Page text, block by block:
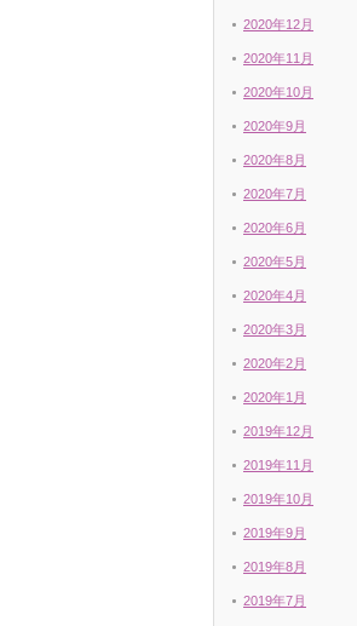
2020年12月
2020年11月
2020年10月
2020年9月
2020年8月
2020年7月
2020年6月
2020年5月
2020年4月
2020年3月
2020年2月
2020年1月
2019年12月
2019年11月
2019年10月
2019年9月
2019年8月
2019年7月